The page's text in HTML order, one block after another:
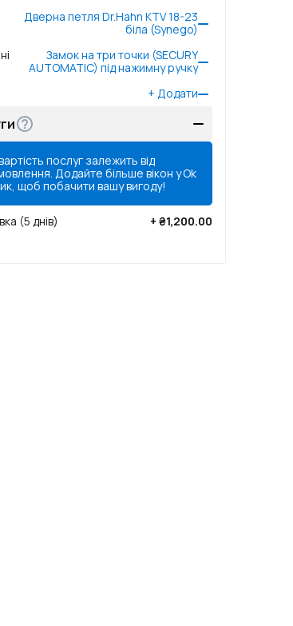
Дверна петля Dr.Hahn KTV 18-23
біла (Synego)
Замок на три точки (SECURY
AUTOMATIC) під нажимну ручку
+ Додати
послуг залежить від
Додайте більше вікон у
щоб побачити вашу вигоду!
Ok
(5 днів) + ₴1,200.00